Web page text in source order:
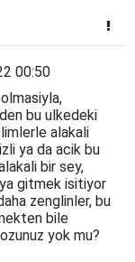
00:50
bu ulkedeki
alakali
ya da acik bu
bir sey,
gitmek isitiyor
zenglinler, bu
bile
yok mu?